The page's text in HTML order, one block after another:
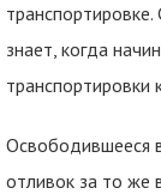
знает, когда
транспортировки
Освободившееся
отливок за то же